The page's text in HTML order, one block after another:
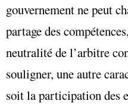
gouvernement ne peut
partage des
neutralité de l’arbitre
souligner, une autre
soit la participation des